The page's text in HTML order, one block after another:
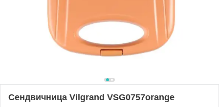
Сендвичница Vilgrand VSG0757orange